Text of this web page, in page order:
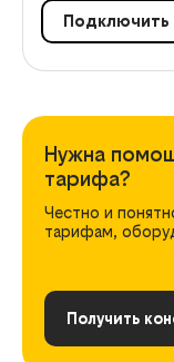
Подключить
Нужна
тарифа?
Честно и
тарифам,
Получить